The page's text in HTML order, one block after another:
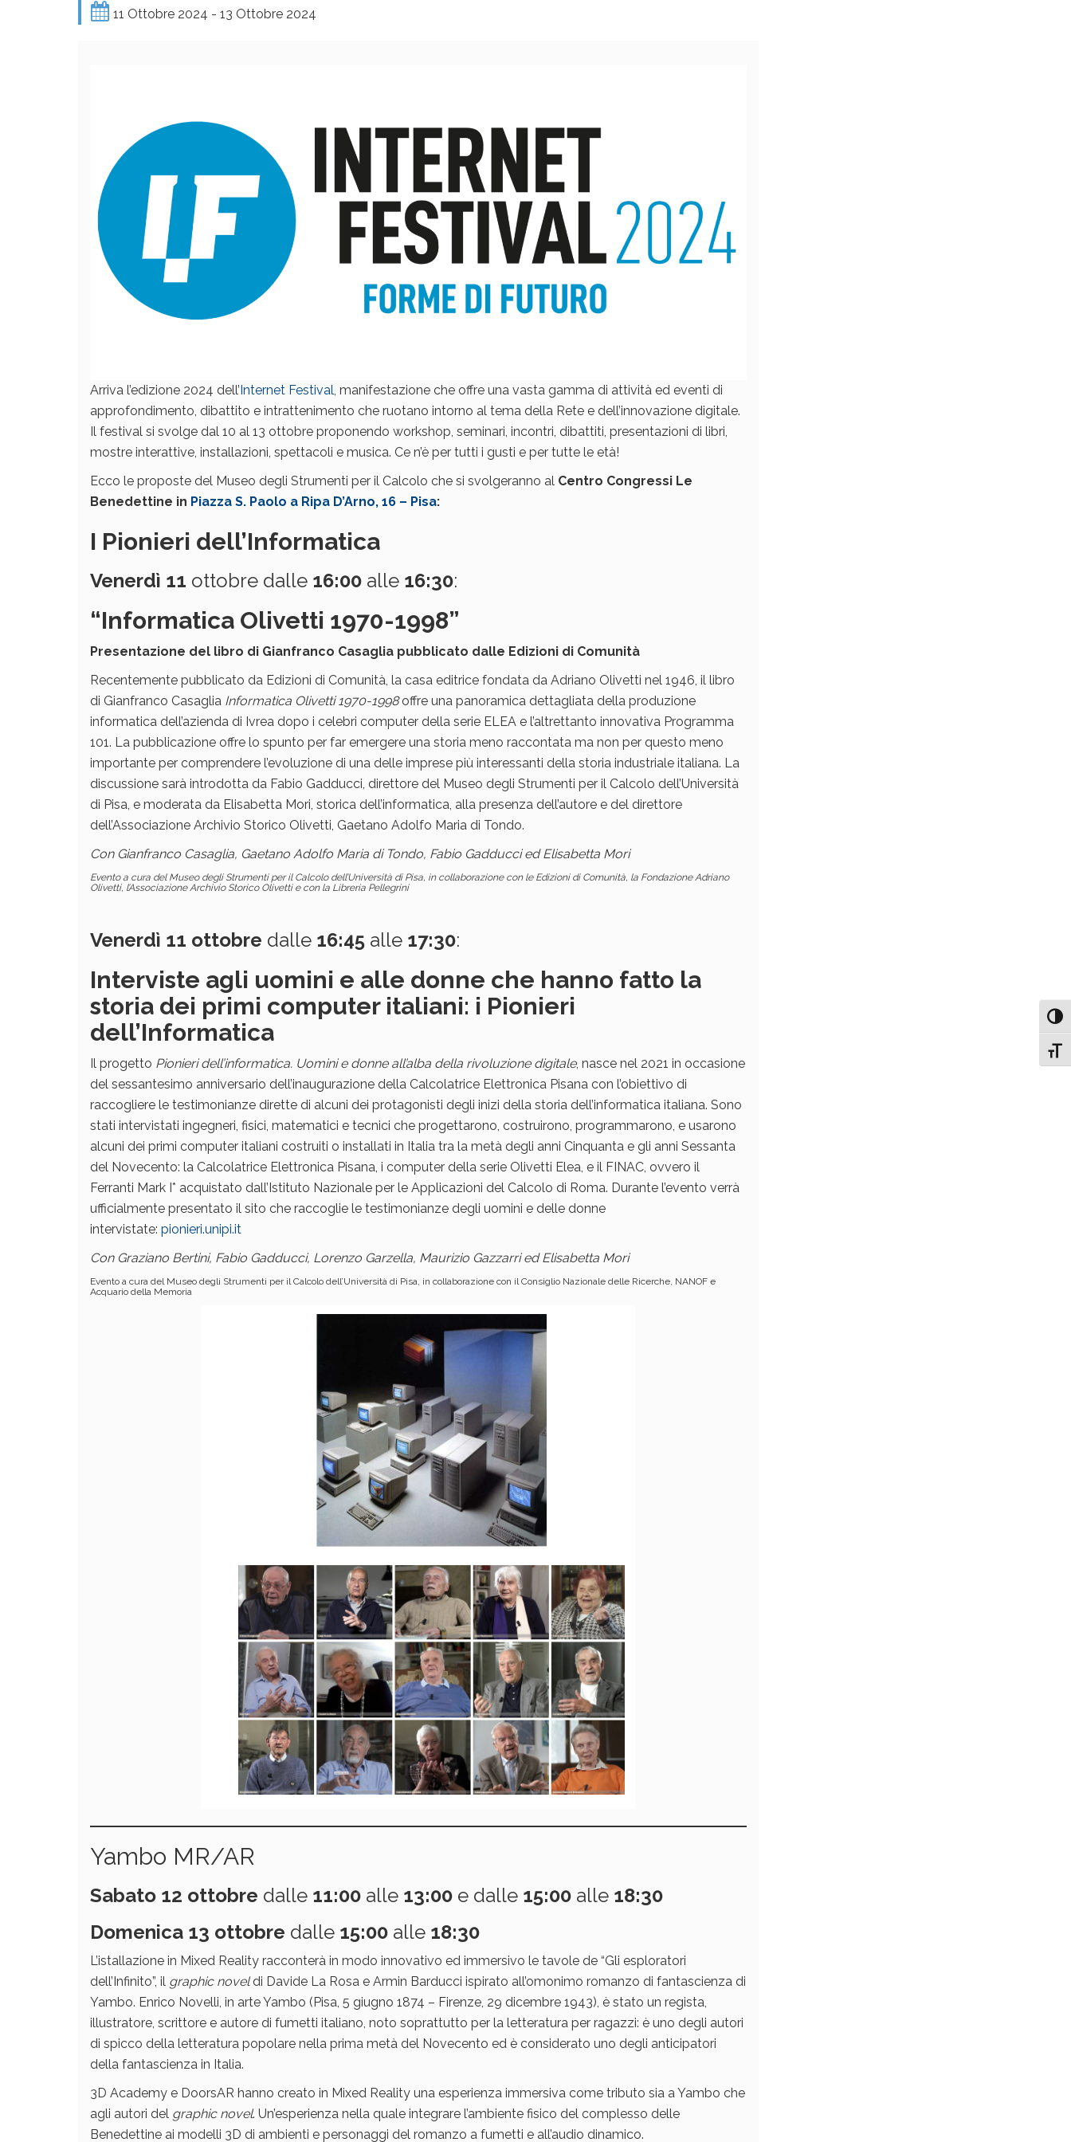
11 Ottobre 2024 - 13 Ottobre 2024
Arriva l’edizione 2024 dell’Internet Festival , manifestazione che offre una vasta gamma di attività ed eventi di
approfondimento, dibattito e intrattenimento che ruotano intorno al tema della Rete e dell’innovazione digitale.
Il festival si svolge dal 10 al 13 ottobre proponendo workshop, seminari, incontri, dibattiti, presentazioni di libri,
mostre interattive, installazioni, spettacoli e musica. Ce n’è per tutti i gusti e per tutte le età!
Ecco le proposte del Museo degli Strumenti per il Calcolo che si svolgeranno al Centro Congressi Le
Benedettine in Piazza S. Paolo a Ripa D’Arno, 16 – Pisa:
I Pionieri dell’Informatica
Venerdì 11 ottobre dalle 16:00 alle 16:30:
“Informatica Olivetti 1970-1998”
Presentazione del libro di Gianfranco Casaglia pubblicato dalle Edizioni di Comunità
Recentemente pubblicato da Edizioni di Comunità, la casa editrice fondata da Adriano Olivetti nel 1946, il libro
di Gianfranco Casaglia Informatica Olivetti 1970-1998offre una panoramica dettagliata della produzione
informatica dell’azienda di Ivrea dopo i celebri computer della serie ELEA e l’altrettanto innovativa Programma
101. La pubblicazione offre lo spunto per far emergere una storia meno raccontata ma non per questo meno
importante per comprendere l’evoluzione di una delle imprese più interessanti della storia industriale italiana. La
discussione sarà introdotta da Fabio Gadducci, direttore del Museo degli Strumenti per il Calcolo dell’Università
di Pisa, e moderata da Elisabetta Mori, storica dell’informatica, alla presenza dell’autore e del direttore
dell’Associazione Archivio Storico Olivetti, Gaetano Adolfo Maria di Tondo.
Con Gianfranco Casaglia, Gaetano Adolfo Maria di Tondo, Fabio Gadducci ed Elisabetta Mori
Evento a cura del Museo degli Strumenti per il Calcolo dell’Università di Pisa, in collaborazione con le Edizioni di Comunità, la Fondazione Adriano
Olivetti, l’Associazione Archivio Storico Olivetti e con la Libreria Pellegrini
Venerdì 11 ottobre dalle 16:45 alle 17:30:
Interviste agli uomini e alle donne che hanno fatto la
storia dei primi computer italiani: i Pionieri
dell’Informatica
Il progetto Pionieri dell’informatica. Uomini e donne all’alba della rivoluzione digitale, nasce nel 2021 in occasione
del sessantesimo anniversario dell’inaugurazione della Calcolatrice Elettronica Pisana con l’obiettivo di
raccogliere le testimonianze dirette di alcuni dei protagonisti degli inizi della storia dell’informatica italiana. Sono
stati intervistati ingegneri, fisici, matematici e tecnici che progettarono, costruirono, programmarono, e usarono
alcuni dei primi computer italiani costruiti o installati in Italia tra la metà degli anni Cinquanta e gli anni Sessanta
del Novecento: la Calcolatrice Elettronica Pisana, i computer della serie Olivetti Elea, e il FINAC, ovvero il
Ferranti Mark I* acquistato dall’Istituto Nazionale per le Applicazioni del Calcolo di Roma. Durante l’evento verrà
ufficialmente presentato il sito che raccoglie le testimonianze degli uomini e delle donne
intervistate: pionieri.unipi.it
Con Graziano Bertini, Fabio Gadducci, Lorenzo Garzella, Maurizio Gazzarri ed Elisabetta Mori
Evento a cura del Museo degli Strumenti per il Calcolo dell’Università di Pisa, in collaborazione con il Consiglio Nazionale delle Ricerche, NANOF e
Acquario della Memoria
Yambo MR/AR
Sabato 12 ottobre dalle 11:00 alle 13:00 e dalle 15:00 alle 18:30
Domenica 13 ottobre dalle 15:00 alle 18:30
L’istallazione in Mixed Reality racconterà in modo innovativo ed immersivo le tavole de “Gli esploratori
dell’Infinito”, il graphic noveldi Davide La Rosa e Armin Barducci ispirato all’omonimo romanzo di fantascienza di
Yambo. Enrico Novelli, in arte Yambo (Pisa, 5 giugno 1874 – Firenze, 29 dicembre 1943), è stato un regista,
illustratore, scrittore e autore di fumetti italiano, noto soprattutto per la letteratura per ragazzi: è uno degli autori
di spicco della letteratura popolare nella prima metà del Novecento ed è considerato uno degli anticipatori
della fantascienza in Italia.
3D Academy e DoorsAR hanno creato in Mixed Reality una esperienza immersiva come tributo sia a Yambo che
agli autori del graphic novel. Un’esperienza nella quale integrare l’ambiente fisico del complesso delle
Benedettine ai modelli 3D di ambienti e personaggi del romanzo a fumetti e all’audio dinamico.